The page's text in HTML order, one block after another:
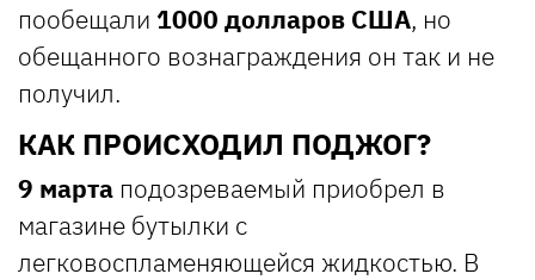
пообещали 1000 долларов США, но
обещанного вознаграждения он так и не
получил.
КАК ПРОИСХОДИЛ ПОДЖОГ?
9 марта подозреваемый приобрел в
магазине бутылки с
легковоспламеняющейся жидкостью. В